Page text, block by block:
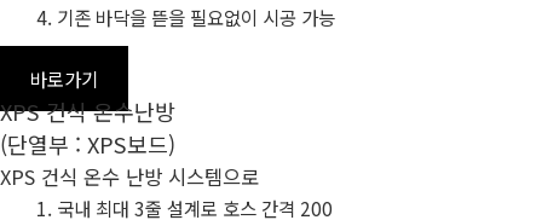
기존 바닥을 뜯을 필요없이 시공 가능
바로가기
XPS 건식 온수난방
(단열부 : XPS보드)
XPS 건식 온수 난방 시스템으로
국내 최대 3줄 설계로 호스 간격 200